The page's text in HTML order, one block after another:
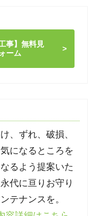
事】無料見
ーム
、ずれ、破損、
になるところを
るよう提案いた
代に亘りお守り
テナンスを。